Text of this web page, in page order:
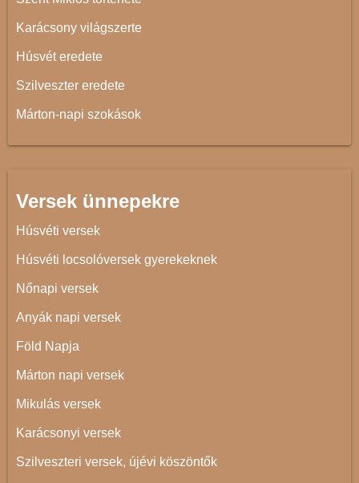
Karácsony világszerte
Húsvét eredete
Szilveszter eredete
Márton-napi szokások
Versek ünnepekre
Húsvéti versek
Húsvéti locsolóversek gyerekeknek
Nőnapi versek
Anyák napi versek
Föld Napja
Márton napi versek
Mikulás versek
Karácsonyi versek
Szilveszteri versek, újévi köszöntők